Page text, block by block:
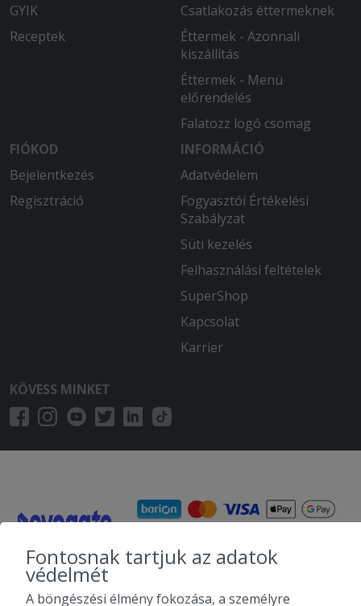
GYIK
Receptek
Csatlakozás éttermeknek
Éttermek - Azonnali
kiszállítás
Éttermek - Menü
előrendelés
Falatozz logó csomag
FIÓKOD
Bejelentkezés
Regisztráció
INFORMÁCIÓ
Adatvédelem
Fogyasztói Értékelési
Szabályzat
Süti kezelés
Felhasználási feltételek
SuperShop
Kapcsolat
Karrier
KÖVESS MINKET
Fontosnak tartjuk az adatok
védelmét
A böngészési élmény fokozása, a személyre